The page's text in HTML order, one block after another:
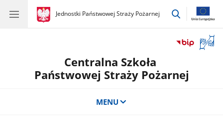
gov.pl
Jednostki Państwowej Straży Pożarnej
gov.pl
Jednostki
przejdź
okno
Centralna Szkoła
Państwowej Straży Pożarnej
MENU